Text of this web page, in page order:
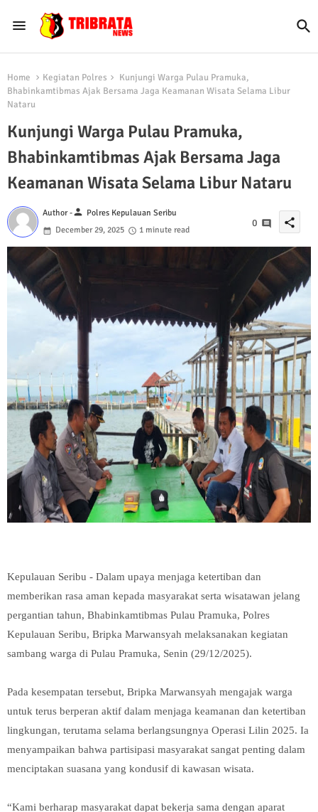
Home Kegiatan Polres
Kunjungi Warga Pulau Pramuka,
Bhabinkamtibmas Ajak Bersama Jaga Keamanan Wisata Selama Libur
Nataru
Kunjungi Warga Pulau Pramuka,
Bhabinkamtibmas Ajak Bersama Jaga
Keamanan Wisata Selama Libur Nataru
Author -person Polres Kepulauan Seribu
December 29, 2025
1 minute read
0 share
Kepulauan Seribu - Dalam upaya menjaga ketertiban dan
memberikan rasa aman kepada masyarakat serta wisatawan jelang
pergantian tahun, Bhabinkamtibmas Pulau Pramuka, Polres
Kepulauan Seribu, Bripka Marwansyah melaksanakan kegiatan
sambang warga di Pulau Pramuka, Senin (29/12/2025).
Pada kesempatan tersebut, Bripka Marwansyah mengajak warga
untuk terus berperan aktif dalam menjaga keamanan dan ketertiban
lingkungan, terutama selama berlangsungnya Operasi Lilin 2025. Ia
menyampaikan bahwa partisipasi masyarakat sangat penting dalam
menciptakan suasana yang kondusif di kawasan wisata.
“Kami berharap masyarakat dapat bekerja sama dengan aparat